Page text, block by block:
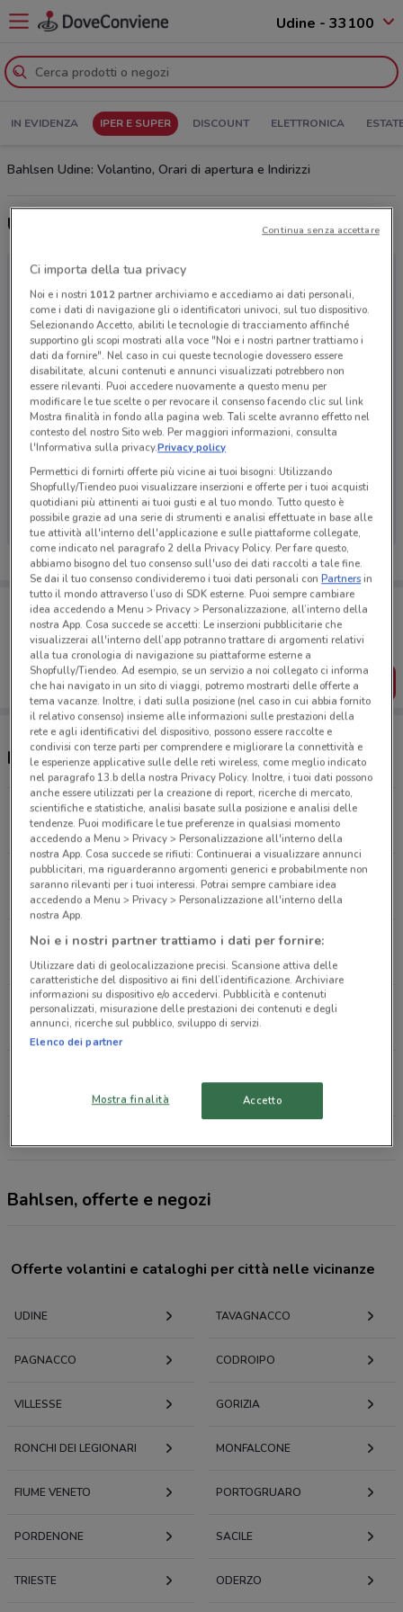
Udine - 33100
IN EVIDENZA IPER E SUPER DISCOUNT ELETTRONICA
Bahlsen Udine: Volantino, Orari di apertura e Indirizzi
Ultime offerte del volantino Bahlsen
Ci dispiace, al momento non abbiamo pubblicato
volantini nella tua zona. Riprova più tardi.
Porta DoveConviene sempre con te!
Puoi trovare le migliori offerte dei negozi vicino a te,
salvarle e creare la tua lista del risparmio, comodamente
dal tuo cellulare.
SCARICA L’APP
Negozi Bahlsen a Udine
Via Gio Batta Bassi, 12 Udine
559 m
CHIUSO
Piazzale Rita Levi Montalcini, 1 Udine
1 km
CHIUSO
Via Cecilia Gradenigo Sabbadini, 72 Udine
1.2 km
CHIUSO
Via Scalo Nuovo, 7 Udine
1.2 km
CHIUSO
1.3 km
CHIUSO
Bahlsen, offerte e negozi
Offerte volantini e cataloghi per città nelle vicinanze
UDINE TAVAGNACCO
PAGNACCO CODROIPO
VILLESSE GORIZIA
RONCHI DEI LEGIONARI MONFALCONE
FIUME VENETO PORTOGRUARO
PORDENONE SACILE
TRIESTE ODERZO
Ci importa della tua privacy
Noi e i nostri 1012partner archiviamo e accediamo ai dati personali,
come i dati di navigazione gli o identificatori univoci, sul tuo dispositivo.
Selezionando Accetto, abiliti le tecnologie di tracciamento affinché
supportino gli scopi mostrati alla voce "Noi e i nostri partner trattiamo i
dati da fornire". Nel caso in cui queste tecnologie dovessero essere
disabilitate, alcuni contenuti e annunci visualizzati potrebbero non
essere rilevanti. Puoi accedere nuovamente a questo menu per
modificare le tue scelte o per revocare il consenso facendo clic sul link
Mostra finalità in fondo alla pagina web. Tali scelte avranno effetto nel
contesto del nostro Sito web. Per maggiori informazioni, consulta
l'Informativa sulla privacy.Privacy policy
Permettici di fornirti offerte più vicine ai tuoi bisogni: Utilizzando
Shopfully/Tiendeo puoi visualizzare inserzioni e offerte per i tuoi acquisti
quotidiani più attinenti ai tuoi gusti e al tuo mondo. Tutto questo è
possibile grazie ad una serie di strumenti e analisi effettuate in base alle
tue attività all'interno dell'applicazione e sulle piattaforme collegate,
come indicato nel paragrafo 2 della Privacy Policy. Per fare questo,
abbiamo bisogno del tuo consenso sull'uso dei dati raccolti a tale fine.
Se dai il tuo consenso condivideremo i tuoi dati personali conPartnersin
tutto il mondo attraverso l’uso di SDK esterne. Puoi sempre cambiare
idea accedendo a Menu > Privacy > Personalizzazione, all’interno della
nostra App. Cosa succede se accetti: Le inserzioni pubblicitarie che
visualizzerai all'interno dell’app potranno trattare di argomenti relativi
alla tua cronologia di navigazione su piattaforme esterne a
Shopfully/Tiendeo. Ad esempio, se un servizio a noi collegato ci informa
che hai navigato in un sito di viaggi, potremo mostrarti delle offerte a
tema vacanze. Inoltre, i dati sulla posizione (nel caso in cui abbia fornito
il relativo consenso) insieme alle informazioni sulle prestazioni della
rete e agli identificativi del dispositivo, possono essere raccolte e
condivisi con terze parti per comprendere e migliorare la connettività e
le esperienze applicative sulle delle reti wireless, come meglio indicato
nel paragrafo 13.b della nostra Privacy Policy. Inoltre, i tuoi dati possono
anche essere utilizzati per la creazione di report, ricerche di mercato,
scientifiche e statistiche, analisi basate sulla posizione e analisi delle
tendenze. Puoi modificare le tue preferenze in qualsiasi momento
accedendo a Menu > Privacy > Personalizzazione all'interno della
nostra App. Cosa succede se rifiuti: Continuerai a visualizzare annunci
pubblicitari, ma riguarderanno argomenti generici e probabilmente non
saranno rilevanti per i tuoi interessi. Potrai sempre cambiare idea
accedendo a Menu > Privacy > Personalizzazione all'interno della
nostra App.
Noi e i nostri partner trattiamo i dati per fornire:
Utilizzare dati di geolocalizzazione precisi. Scansione attiva delle
caratteristiche del dispositivo ai fini dell’identificazione. Archiviare
informazioni su dispositivo e/o accedervi. Pubblicità e contenuti
personalizzati, misurazione delle prestazioni dei contenuti e degli
annunci, ricerche sul pubblico, sviluppo di servizi.
Elenco dei partner
Mostra finalità Accetto
Continua senza accettare